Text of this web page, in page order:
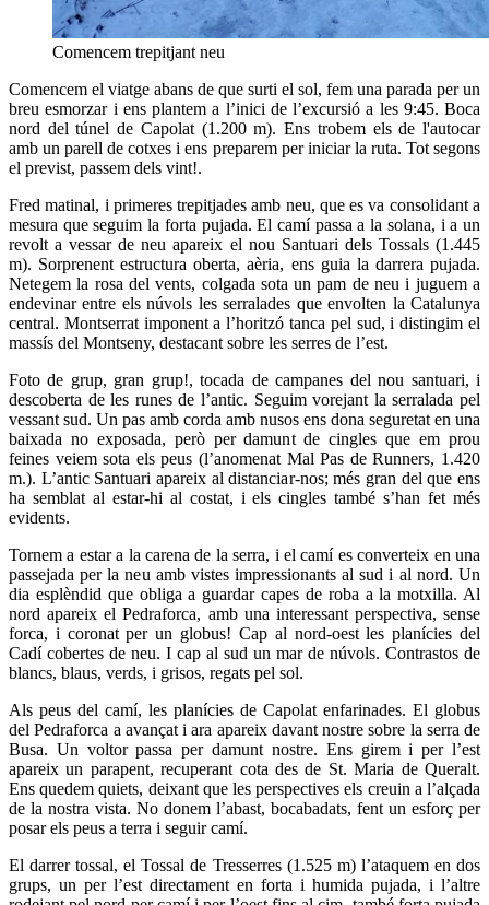
Comencem trepitjant neu
Comencem el viatge abans de que surti el sol, fem una parada per un
breu esmorzar i ens plantem a l’inici de l’excursió a les 9:45. Boca
nord del túnel de Capolat (1.200 m). Ens trobem els de l'autocar
amb un parell de cotxes i ens preparem per iniciar la ruta. Tot segons
el previst, passem dels vint!.
Fred matinal, i primeres trepitjades amb neu, que es va consolidant a
mesura que seguim la forta pujada. El camí passa a la solana, i a un
revolt a vessar de neu apareix el nou Santuari dels Tossals (1.445
m). Sorprenent estructura oberta, aèria, ens guia la darrera pujada.
Netegem la rosa del vents, colgada sota un pam de neu i juguem a
endevinar entre els núvols les serralades que envolten la Catalunya
central. Montserrat imponent a l’horitzó tanca pel sud, i distingim el
massís del Montseny, destacant sobre les serres de l’est.
Foto de grup, gran grup!, tocada de campanes del nou santuari, i
descoberta de les runes de l’antic. Seguim vorejant la serralada pel
vessant sud. Un pas amb corda amb nusos ens dona seguretat en una
baixada no exposada, però per damunt de cingles que em prou
feines veiem sota els peus (l’anomenat Mal Pas de Runners, 1.420
m.). L’antic Santuari apareix al distanciar-nos; més gran del que ens
ha semblat al estar-hi al costat, i els cingles també s’han fet més
evidents.
Tornem a estar a la carena de la serra, i el camí es converteix en una
passejada per la neu amb vistes impressionants al sud i al nord. Un
dia esplèndid que obliga a guardar capes de roba a la motxilla. Al
nord apareix el Pedraforca, amb una interessant perspectiva, sense
forca, i coronat per un globus! Cap al nord-oest les planícies del
Cadí cobertes de neu. I cap al sud un mar de núvols. Contrastos de
blancs, blaus, verds, i grisos, regats pel sol.
Als peus del camí, les planícies de Capolat enfarinades. El globus
del Pedraforca a avançat i ara apareix davant nostre sobre la serra de
Busa. Un voltor passa per damunt nostre. Ens girem i per l’est
apareix un parapent, recuperant cota des de St. Maria de Queralt.
Ens quedem quiets, deixant que les perspectives els creuin a l’alçada
de la nostra vista. No donem l’abast, bocabadats, fent un esforç per
posar els peus a terra i seguir camí.
El darrer tossal, el Tossal de Tresserres (1.525 m) l’ataquem en dos
grups, un per l’est directament en forta i humida pujada, i l’altre